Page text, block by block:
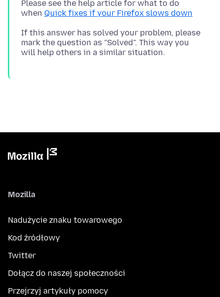
Please see the help article for what to do
when Quick fixes if your Firefox slows down
If this answer has solved your problem, please
mark the question as "Solved". This way you
Mozilla
Nadużycie znaku towarowego
Kod źródłowy
Twitter
Dołącz do naszej społeczności
Przejrzyj artykuły pomocy